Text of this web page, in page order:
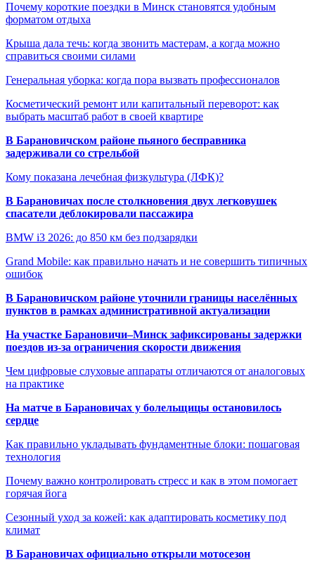
Почему короткие поездки в Минск становятся удобным
форматом отдыха
Крыша дала течь: когда звонить мастерам, а когда можно
справиться своими силами
Генеральная уборка: когда пора вызвать профессионалов
Косметический ремонт или капитальный переворот: как
выбрать масштаб работ в своей квартире
В Барановичском районе пьяного бесправника
задерживали со стрельбой
Кому показана лечебная физкультура (ЛФК)?
В Барановичах после столкновения двух легковушек
спасатели деблокировали пассажира
BMW i3 2026: до 850 км без подзарядки
Grand Mobile: как правильно начать и не совершить типичных
ошибок
В Барановичском районе уточнили границы населённых
пунктов в рамках административной актуализации
На участке Барановичи–Минск зафиксированы задержки
поездов из-за ограничения скорости движения
Чем цифровые слуховые аппараты отличаются от аналоговых
на практике
На матче в Барановичах у болельщицы остановилось
сердце
Как правильно укладывать фундаментные блоки: пошаговая
технология
Почему важно контролировать стресс и как в этом помогает
горячая йога
Сезонный уход за кожей: как адаптировать косметику под
климат
В Барановичах официально открыли мотосезон